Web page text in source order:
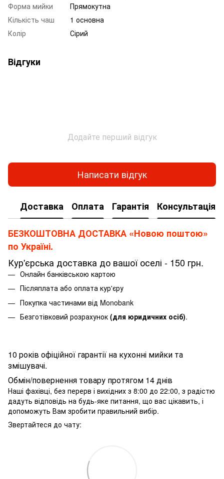
Форма мийки
Прямокутна
Кількість чаш
1 основна
Колір
Сірий
Відгуки
Додайте перший відгук
Написати відгук
Доставка Оплата Гарантія Консультація
БЕЗКОШТОВНА ДОСТАВКА «Новою поштою»
по Україні.
Кур'єрська доставка до вашої оселі - 150 грн.
Онлайн банківською картою
Післяплата або оплата кур'єру
Покупка частинами від Monobank
Безготівковий розрахунок (для юридичних осіб).
10 років офіційної гарантії на кухонні мийки та
змішувачі.
Обмін/повернення товару протягом 14 днів
Наші фахівці, без перерв і вихідних з 8:00 до 22:00, з радістю
дадуть відповідь на будь-яке питання, що вас цікавить, і
допоможуть Вам зробити правильний вибір.
Звертайтеся до чату: